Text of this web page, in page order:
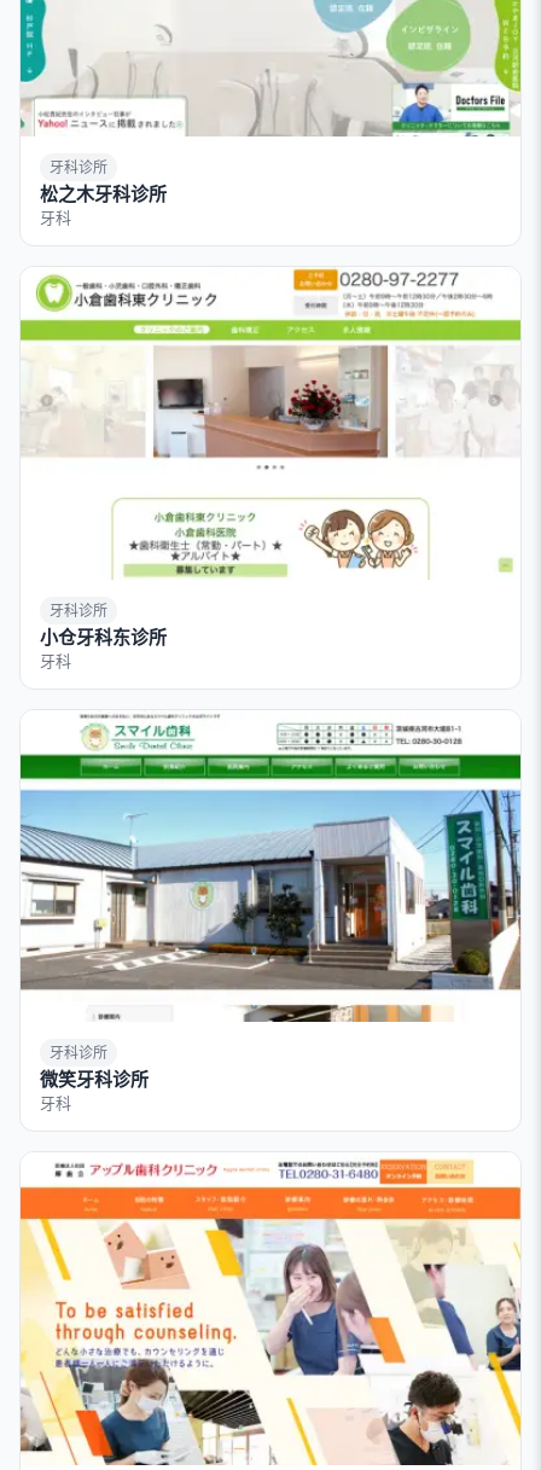
牙科诊所
松之木牙科诊所
牙科
牙科诊所
小仓牙科东诊所
牙科
牙科诊所
微笑牙科诊所
牙科